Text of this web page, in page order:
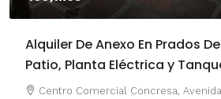
Alquiler De Anexo En Prados
Patio, Planta Eléctrica y
Centro Comercial Concresa,